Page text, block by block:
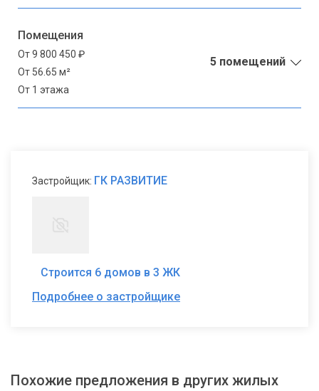
Помещения
От 9 800 450 ₽
От 56.65 м²
От 1 этажа
5 помещений
Застройщик: ГК РАЗВИТИЕ
Строится 6 домов в 3 ЖК
Подробнее о застройщике
Похожие предложения в других жилых